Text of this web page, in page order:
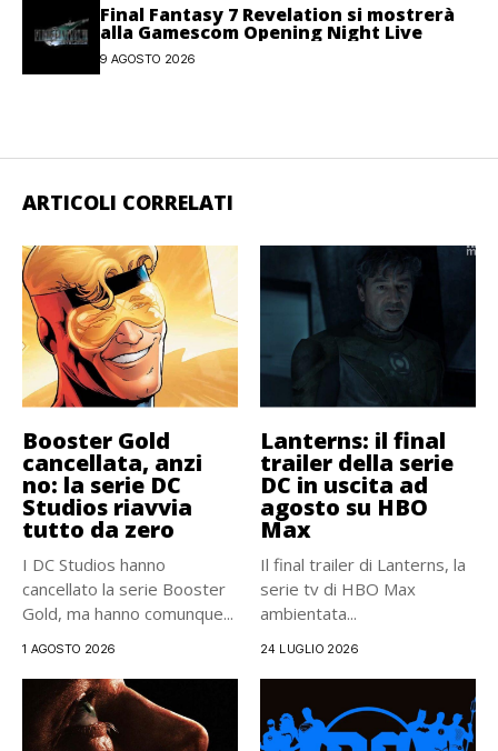
Final Fantasy 7 Revelation si mostrerà
alla Gamescom Opening Night Live
9 AGOSTO 2026
ARTICOLI CORRELATI
Booster Gold
cancellata, anzi
no: la serie DC
Studios riavvia
tutto da zero
I DC Studios hanno
cancellato la serie Booster
Gold, ma hanno comunque...
1 AGOSTO 2026
Lanterns: il final
trailer della serie
DC in uscita ad
agosto su HBO
Max
Il final trailer di Lanterns, la
serie tv di HBO Max
ambientata...
24 LUGLIO 2026